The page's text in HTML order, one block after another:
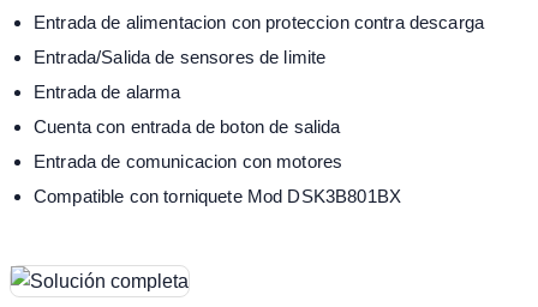
Entrada de alimentacion con proteccion contra descarga
Entrada/Salida de sensores de limite
Entrada de alarma
Cuenta con entrada de boton de salida
Entrada de comunicacion con motores
Compatible con torniquete Mod DSK3B801BX